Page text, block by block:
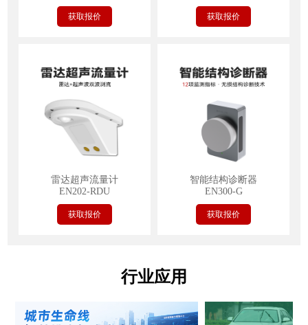
获取报价 获取报价
雷达超声流量计
EN202-RDU
获取报价
智能结构诊断器
EN300-G
获取报价
行业应用